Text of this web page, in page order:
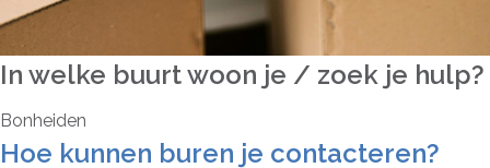
In welke buurt woon je / zoek je hulp?
Bonheiden
Hoe kunnen buren je contacteren?